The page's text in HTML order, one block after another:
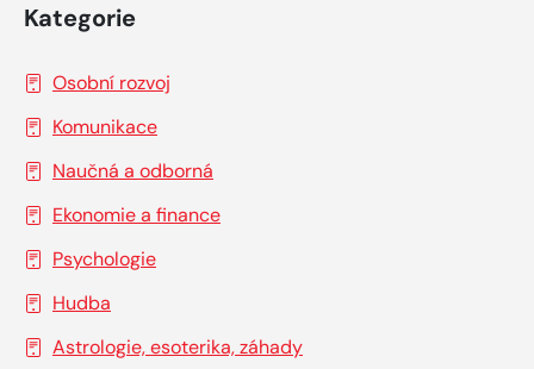
Kategorie
Osobní rozvoj
Komunikace
Naučná a odborná
Ekonomie a finance
Psychologie
Hudba
Astrologie, esoterika, záhady